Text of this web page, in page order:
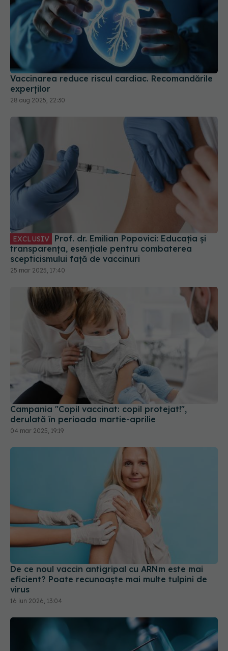
Vaccinarea reduce riscul cardiac. Recomandările
experților
28 aug 2025, 22:30
EXCLUSIV
transparența, esențiale pentru combaterea
scepticismului față de vaccinuri
25 mar 2025, 17:40
Campania "Copil vaccinat: copil protejat!",
derulată în perioada martie-aprilie
04 mar 2025, 19:19
De ce noul vaccin antigripal cu ARNm este mai
eficient? Poate recunoaște mai multe tulpini de
virus
16 iun 2026, 13:04